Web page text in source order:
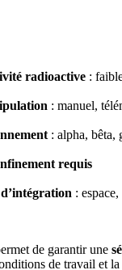
radioactive :
: manuel,
: alpha, bêta,
requis
:
de garantir une
de travail et